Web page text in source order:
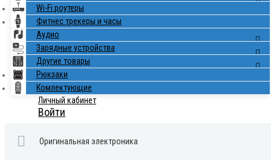
Wi-Fi роутеры
Фитнес трекеры и часы
Аудио
Зарядные устройства
Другие товары
Рюкзаки
Комлектующие
Личный кабинет
Войти
Оригинальная электроника